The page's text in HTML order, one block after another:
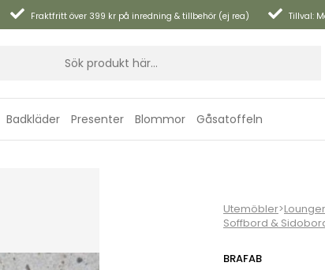
Fraktfritt över 399 kr på inredning & tillbehör (ej rea) Tillval:
Badkläder Presenter Blommor Gåsatoffeln
Utemöbler>
Soffbord &
BRAFAB